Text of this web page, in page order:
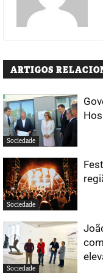
ARTIGOS
Sociedade
Sociedade
Sociedade